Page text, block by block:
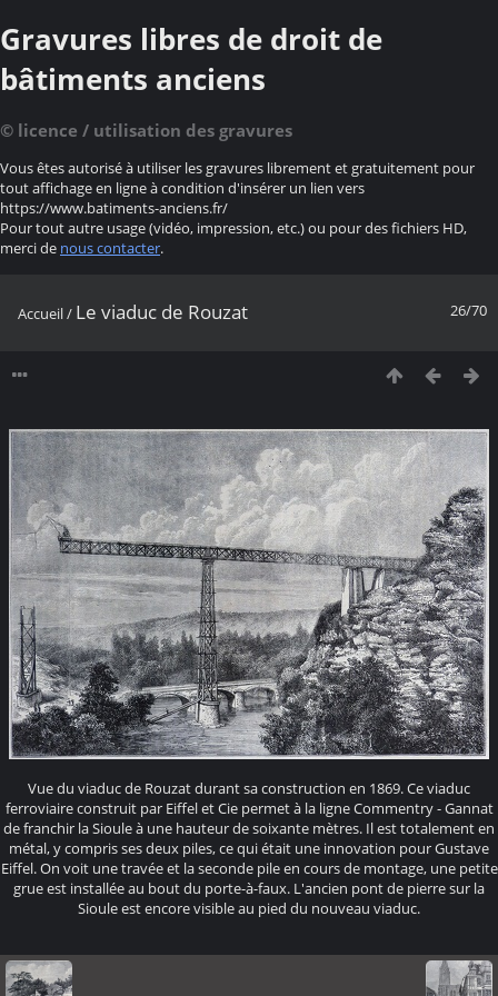
Gravures libres de droit de
bâtiments anciens
© licence / utilisation des gravures
Vous êtes autorisé à utiliser les gravures librement et gratuitement pour
tout affichage en ligne à condition d'insérer un lien vers
https://www.batiments-anciens.fr/
Pour tout autre usage (vidéo, impression, etc.) ou pour des fichiers HD,
merci de nous contacter.
26/70
Accueil/ Le viaduc de Rouzat
Vue du viaduc de Rouzat durant sa construction en 1869. Ce viaduc
ferroviaire construit par Eiffel et Cie permet à la ligne Commentry - Gannat
de franchir la Sioule à une hauteur de soixante mètres. Il est totalement en
métal, y compris ses deux piles, ce qui était une innovation pour Gustave
Eiffel. On voit une travée et la seconde pile en cours de montage, une petite
grue est installée au bout du porte-à-faux. L'ancien pont de pierre sur la
Sioule est encore visible au pied du nouveau viaduc.